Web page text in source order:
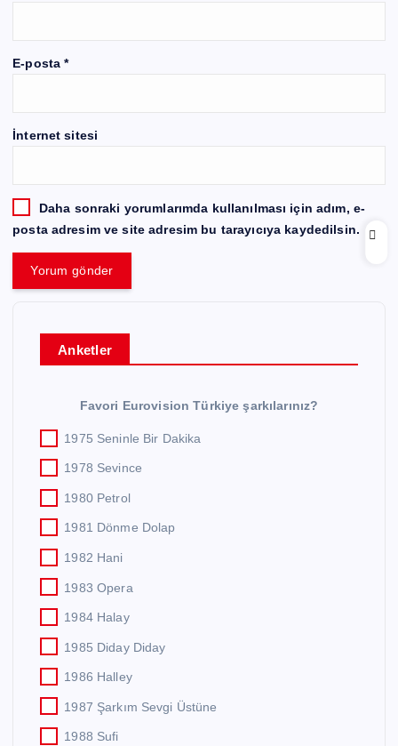
E-posta*
İnternet sitesi
Daha sonraki yorumlarımda kullanılması için adım, e-
posta adresim ve site adresim bu tarayıcıya kaydedilsin.
Anketler
Favori Eurovision Türkiye şarkılarınız?
1975 Seninle Bir Dakika
1978 Sevince
1980 Petrol
1981 Dönme Dolap
1982 Hani
1983 Opera
1984 Halay
1985 Diday Diday
1986 Halley
1987 Şarkım Sevgi Üstüne
1988 Sufi